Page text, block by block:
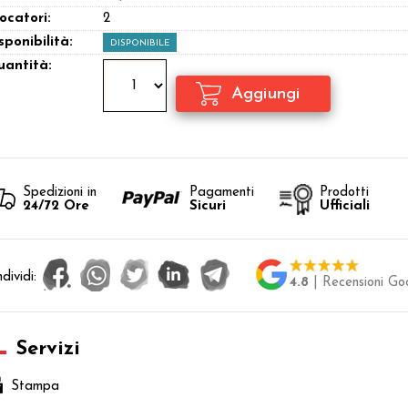
2
DISPONIBILE
Spedizioni in
24/72 Ore
Pagamenti
Sicuri
Prodotti
Ufficiali
4.8 | Recensioni
Servizi
Stampa